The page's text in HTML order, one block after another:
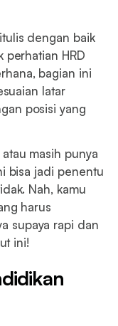
dengan baik
perhatian HRD
bagian ini
latar
posisi yang
masih punya
bisa jadi penentu
Nah, kamu
harus
supaya rapi dan
ini!